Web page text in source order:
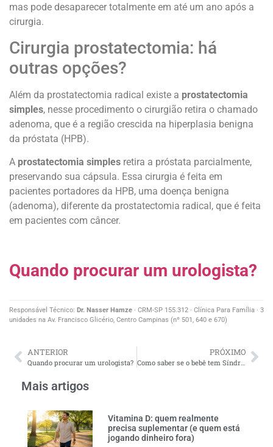
mas pode desaparecer totalmente em até um ano após a
cirurgia.
Cirurgia prostatectomia: há
outras opções?
Além da prostatectomia radical existe a prostatectomia
simples, nesse procedimento o cirurgião retira o chamado
adenoma, que é a região crescida na hiperplasia benigna
da próstata (HPB).
A prostatectomia simples retira a próstata parcialmente,
preservando sua cápsula. Essa cirurgia é feita em
pacientes portadores da HPB, uma doença benigna
(adenoma), diferente da prostatectomia radical, que é feita
em pacientes com câncer.
Quando procurar um urologista?
Responsável Técnico: Dr. Nasser Hamze · CRM-SP 155.312 · Clínica Para Família · 3
unidades na Av. Francisco Glicério, Centro Campinas (nº 501, 640 e 670)
ANTERIOR
Quando procurar um urologista?
PRÓXIMO
Como saber se o bebê tem Síndrome de Down ainda na gestação?
Mais artigos
Vitamina D: quem realmente
precisa suplementar (e quem está
jogando dinheiro fora)